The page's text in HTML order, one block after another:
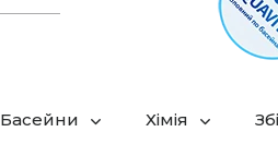
Басейни Хімія